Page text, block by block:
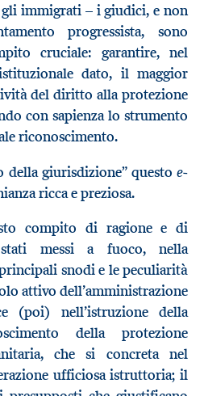
gli immigrati – i giudici, e non
progressista, sono
cruciale: garantire, nel
dato, il maggior
del diritto alla protezione
con sapienza lo strumento
riconoscimento.
giurisdizione” questo e-
ricca e preziosa.
compito di ragione e di
messi a fuoco, nella
snodi e le peculiarità
attivo dell’amministrazione
(poi) nell’istruzione della
della protezione
che si concreta nel
ufficiosa istruttoria; il